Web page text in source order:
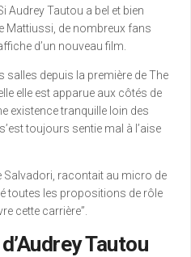
Audrey Tautou a bel et bien
Mattiussi, de nombreux fans
d’un nouveau film.
salles depuis la première de The
elle est apparue aux côtés de
existence tranquille loin des
toujours sentie mal à l’aise
Salvadori, racontait au micro de
toutes les propositions de rôle
cette carrière”.
Tautou